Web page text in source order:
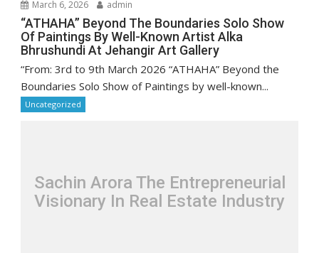
March 6, 2026 admin
“ATHAHA” Beyond The Boundaries Solo Show
Of Paintings By Well-Known Artist Alka
Bhrushundi At Jehangir Art Gallery
“From: 3rd to 9th March 2026 “ATHAHA” Beyond the
Boundaries Solo Show of Paintings by well-known...
Uncategorized
Sachin Arora The Entrepreneurial
Visionary In Real Estate Industry